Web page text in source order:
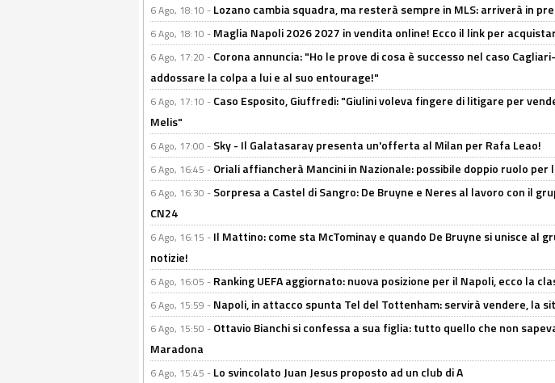
6 Ago, 18:10 - Lozano cambia squadra, ma resterà sempre in MLS: arriverà in
6 Ago, 18:10 - Maglia Napoli 2026 2027 in vendita online! Ecco il link per
6 Ago, 17:20 - Corona annuncia: "Ho le prove di cosa è successo nel caso
addossare la colpa a lui e al suo entourage!"
6 Ago, 17:10 - Caso Esposito, Giuffredi: "Giulini voleva fingere di litigare per
Melis"
6 Ago, 17:00 - Sky - Il Galatasaray presenta un'offerta al Milan per Rafa Leao!
6 Ago, 16:45 - Oriali affiancherà Mancini in Nazionale: possibile doppio ruolo per
6 Ago, 16:30 - Sorpresa a Castel di Sangro: De Bruyne e Neres al lavoro con il
CN24
6 Ago, 16:15 - Il Mattino: come sta McTominay e quando De Bruyne si unisce al
notizie!
6 Ago, 16:05 - Ranking UEFA aggiornato: nuova posizione per il Napoli, ecco la
6 Ago, 15:59 - Napoli, in attacco spunta Tel del Tottenham: servirà vendere, la
6 Ago, 15:50 - Ottavio Bianchi si confessa a sua figlia: tutto quello che non
Maradona
6 Ago, 15:45 - Lo svincolato Juan Jesus proposto ad un club di A